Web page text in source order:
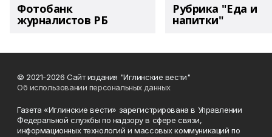
Фотобанк
журналистов РБ
Рубрика "Еда и
напитки"
© 2021-2026 Сайт издания "Иглинские вести"
Об использовании персональных данных
Газета «Иглинские вести» зарегистрирована в Управлении
Федеральной службы по надзору в сфере связи,
информационных технологий и массовых коммуникаций по